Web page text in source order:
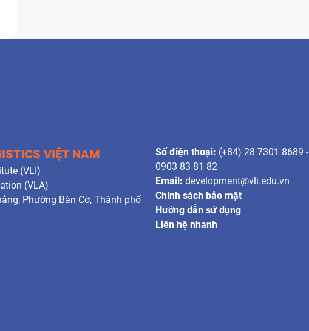
VIỆT NAM
(VLI)
(VLA)
Phường Bàn Cờ, Thành phố
Số điện thoại: (+84) 28 7301 8689 -
0903 83 81 82
Email: development@vli.edu.vn
Chính sách bảo mật
Hướng dẫn sử dụng
Liên hệ nhanh